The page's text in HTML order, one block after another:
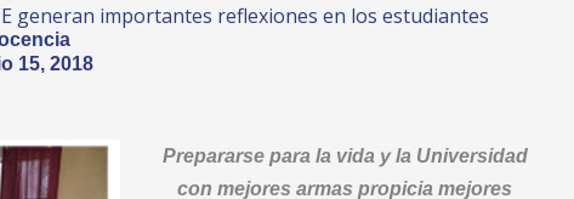
generan importantes reflexiones en los estudiantes
15, 2018
Prepararse para la vida y la Universidad
con mejores armas propicia mejores